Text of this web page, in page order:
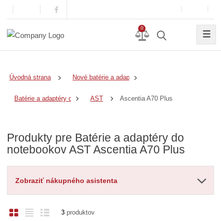
0
☰
Úvodná strana Nové batérie a adaptéry
Batérie a adaptéry do notebookov
AST Ascentia A70 Plus
Produkty pre Batérie a adaptéry do
notebookov AST Ascentia A70 Plus
Zobraziť nákupného asistenta
O
R
3produktov